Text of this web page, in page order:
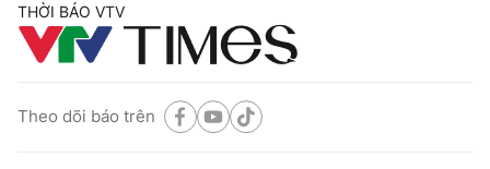
THỜI BÁO VTV
Theo dõi báo trên